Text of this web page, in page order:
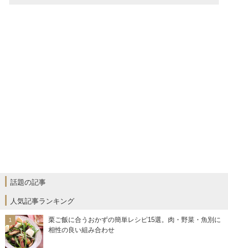
話題の記事
人気記事ランキング
栗ご飯に合うおかずの簡単レシピ15選。肉・野菜・魚別に
相性の良い組み合わせ